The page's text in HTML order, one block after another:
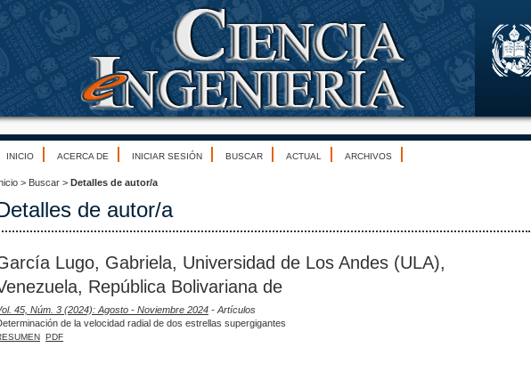
INICIO ACERCA DE INICIAR SESIÓN BUSCAR ACTUAL ARCHIVOS
> Buscar > Detalles de autor/a
de autor/a
Lugo, Gabriela, Universidad de Los Andes (ULA),
República Bolivariana de
45, Núm. 3 (2024): Agosto - Noviembre 2024 - Artículos
de la velocidad radial de dos estrellas supergigantes
PDF